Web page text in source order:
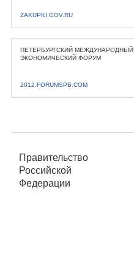
ZAKUPKI.GOV.RU
ПЕТЕРБУРГСКИЙ МЕЖДУНАРОДНЫЙ
ЭКОНОМИЧЕСКИЙ ФОРУМ
2012.FORUMSPB.COM
Правительство
Российской
Федерации